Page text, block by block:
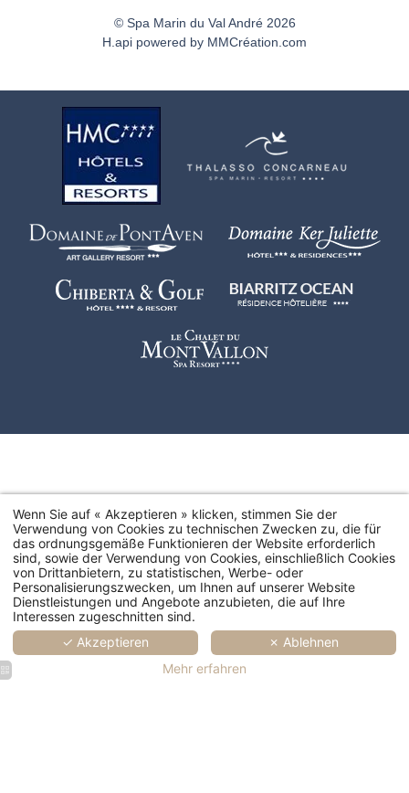
© Spa Marin du Val André 2026
H.api powered by MMCréation.com
Wenn Sie auf « Akzeptieren » klicken, stimmen Sie der
Verwendung von Cookies zu technischen Zwecken zu, die für
das ordnungsgemäße Funktionieren der Website erforderlich
sind, sowie der Verwendung von Cookies, einschließlich Cookies
von Drittanbietern, zu statistischen, Werbe- oder
Personalisierungszwecken, um Ihnen auf unserer Website
Dienstleistungen und Angebote anzubieten, die auf Ihre
Interessen zugeschnitten sind.
✓ Akzeptieren
✗ Ablehnen
Mehr erfahren